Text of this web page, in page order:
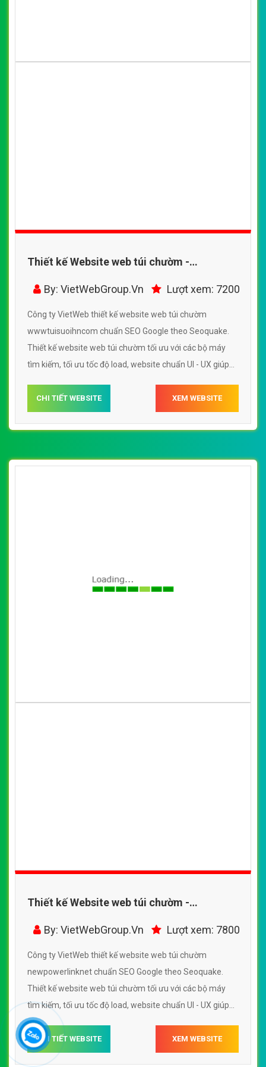
Thiết kế Website web túi chườm -
wwwtuisuoihncom
By: VietWebGroup.Vn Lượt xem: 7200
Công ty VietWeb thiết kế website web túi chườm
wwwtuisuoihncom chuẩn SEO Google theo Seoquake.
Thiết kế website web túi chườm tối ưu với các bộ máy
tìm kiếm, tối ưu tốc độ load, website chuẩn UI - UX giúp
wwwtuisuoihncom
CHI TIẾT WEBSITE XEM WEBSITE
Thiết kế Website web túi chườm -
newpowerlinknet
By: VietWebGroup.Vn Lượt xem: 7800
Công ty VietWeb thiết kế website web túi chườm
newpowerlinknet chuẩn SEO Google theo Seoquake.
Thiết kế website web túi chườm tối ưu với các bộ máy
tìm kiếm, tối ưu tốc độ load, website chuẩn UI - UX giúp
tăng trải nghiệm người dùng lướt website web túi chườm
newpowerlinknet
CHI TIẾT WEBSITE XEM WEBSITE